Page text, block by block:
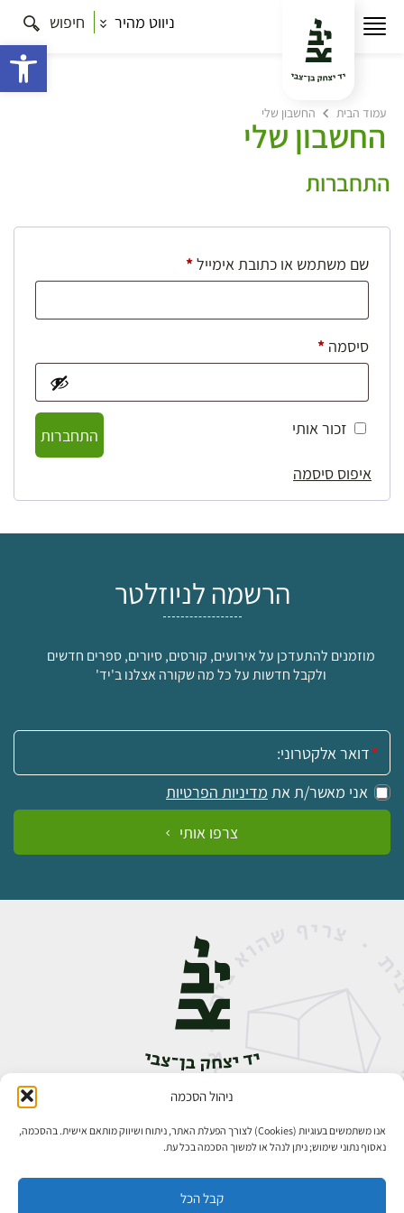
ניהול הסכמה
אנו משתמשים בעוגיות (Cookies) לצורך הפעלת האתר, ניתוח ושיווק מותאם אישית. בהסכמה,
נאסוף נתוני שימוש; ניתן לנהל או למשוך הסכמה בכל עת.
קבל הכל
ניווט מהיר חיפוש
עמוד הבית החשבון שלי
החשבון שלי
התחברות
שם משתמש או כתובת אימייל*חובה
סיסמה *חובה
זכור אותי
התחברות
איפוס סיסמה
הרשמה לניוזלטר
מוזמנים להתעדכן על אירועים, קורסים, סיורים, ספרים חדשים
ולקבל חדשות על כל מה שקורה אצלנו ב'יד'
אימייל:
אני מאשר/ת את מדיניות הפרטיות
צרפו אותי
אבן גבירול 14, רחביה, ירושלים